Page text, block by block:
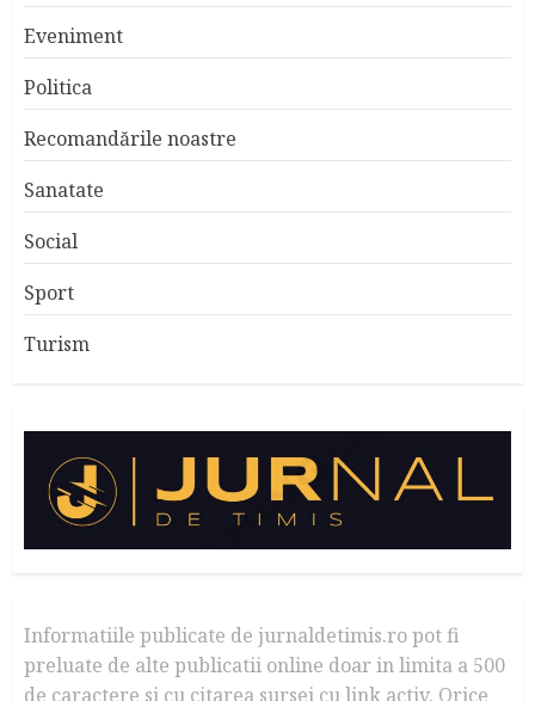
Eveniment
Politica
Recomandările noastre
Sanatate
Social
Sport
Turism
Informatiile publicate de jurnaldetimis.ro pot fi
preluate de alte publicatii online doar in limita a 500
de caractere si cu citarea sursei cu link activ. Orice